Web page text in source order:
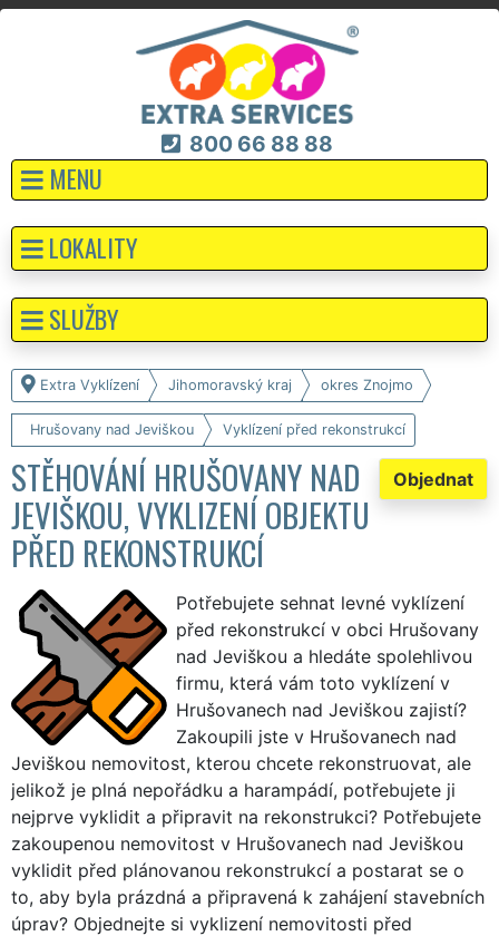
800 66 88 88
MENU
Extra Vyklízení Jihomoravský kraj okres Znojmo
Hrušovany nad Jeviškou Vyklízení před rekonstrukcí
Objednat
STĚHOVÁNÍ HRUŠOVANY NAD
JEVIŠKOU, VYKLIZENÍ OBJEKTU
PŘED REKONSTRUKCÍ
Potřebujete sehnat levné vyklízení
před rekonstrukcí v obci Hrušovany
nad Jeviškou a hledáte spolehlivou
firmu, která vám toto vyklízení v
Hrušovanech nad Jeviškou zajistí?
Zakoupili jste v Hrušovanech nad
Jeviškou nemovitost, kterou chcete rekonstruovat, ale
jelikož je plná nepořádku a harampádí, potřebujete ji
nejprve vyklidit a připravit na rekonstrukci? Potřebujete
zakoupenou nemovitost v Hrušovanech nad Jeviškou
vyklidit před plánovanou rekonstrukcí a postarat se o
to, aby byla prázdná a připravená k zahájení stavebních
úprav? Objednejte si vyklizení nemovitosti před
LOKALITY
SLUŽBY